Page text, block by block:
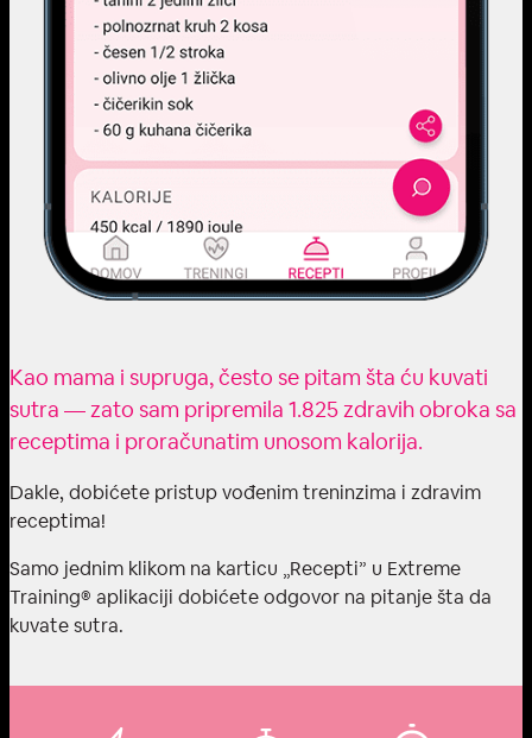
Kao mama i supruga, često se pitam šta ću kuvati
sutra — zato sam pripremila 1.825 zdravih obroka sa
receptima i proračunatim unosom kalorija.
Dakle, dobićete pristup vođenim treninzima i zdravim
receptima!
Samo jednim klikom na karticu „Recepti” u Extreme
Training® aplikaciji dobićete odgovor na pitanje šta da
kuvate sutra.